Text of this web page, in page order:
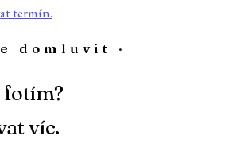
termín.
domluvit ·
fotím?
víc.